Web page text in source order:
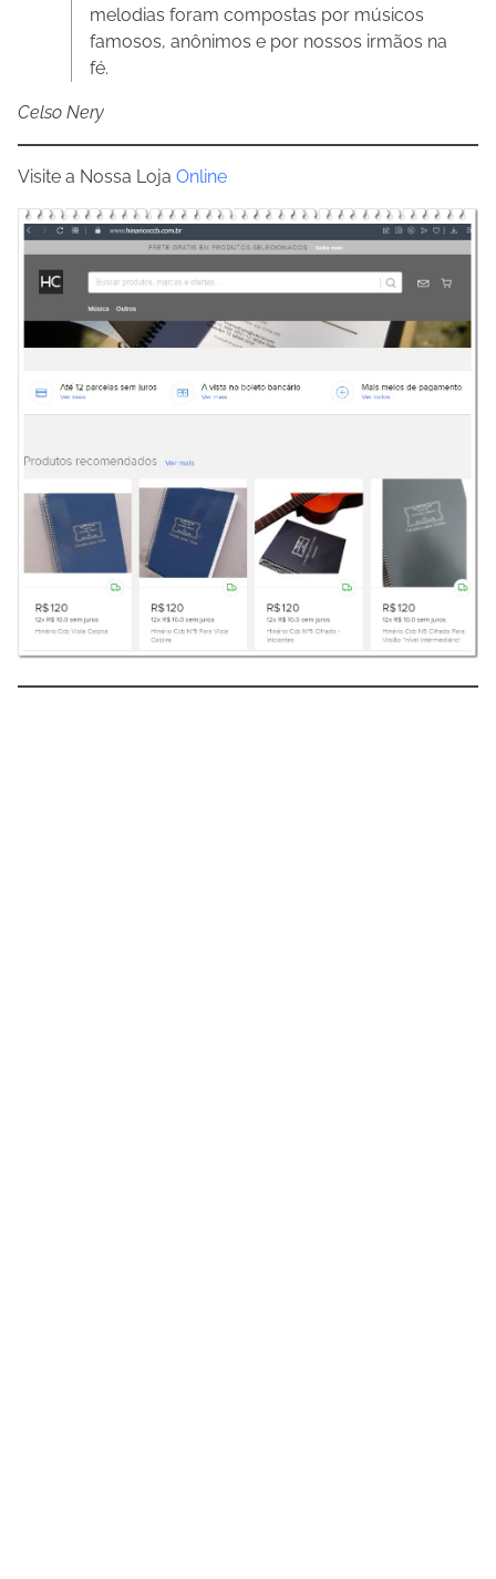
melodias foram compostas por músicos
famosos, anônimos e por nossos irmãos na
fé.
Celso Nery
Visite a Nossa Loja Online